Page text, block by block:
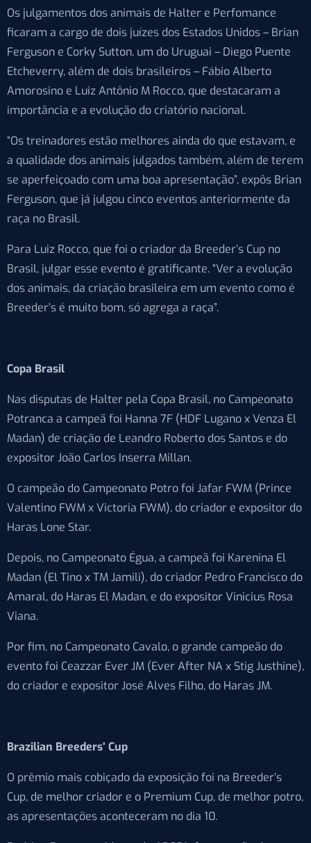
Os julgamentos dos animais de Halter e Perfomance
ficaram a cargo de dois juízes dos Estados Unidos – Brian
Ferguson e Corky Sutton, um do Uruguai – Diego Puente
Etcheverry, além de dois brasileiros – Fábio Alberto
Amorosino e Luiz Antônio M Rocco, que destacaram a
importância e a evolução do criatório nacional.
“Os treinadores estão melhores ainda do que estavam, e
a qualidade dos animais julgados também, além de terem
se aperfeiçoado com uma boa apresentação”, expôs Brian
Ferguson, que já julgou cinco eventos anteriormente da
raça no Brasil.
Para Luiz Rocco, que foi o criador da Breeder’s Cup no
Brasil, julgar esse evento é gratificante. “Ver a evolução
dos animais, da criação brasileira em um evento como é
Breeder’s é muito bom, só agrega a raça”.
Copa Brasil
Nas disputas de Halter pela Copa Brasil, no Campeonato
Potranca a campeã foi Hanna 7F (HDF Lugano x Venza El
Madan) de criação de Leandro Roberto dos Santos e do
expositor João Carlos Inserra Millan.
O campeão do Campeonato Potro foi Jafar FWM (Prince
Valentino FWM x Victoria FWM), do criador e expositor do
Haras Lone Star.
Depois, no Campeonato Égua, a campeã foi Karenina El
Madan (El Tino x TM Jamili), do criador Pedro Francisco do
Amaral, do Haras El Madan, e do expositor Vinicius Rosa
Viana.
Por fim, no Campeonato Cavalo, o grande campeão do
evento foi Ceazzar Ever JM (Ever After NA x Stig Justhine),
do criador e expositor José Alves Filho, do Haras JM.
Brazilian Breeders’ Cup
O prêmio mais cobiçado da exposição foi na Breeder’s
Cup, de melhor criador e o Premium Cup, de melhor potro,
as apresentações aconteceram no dia 10.